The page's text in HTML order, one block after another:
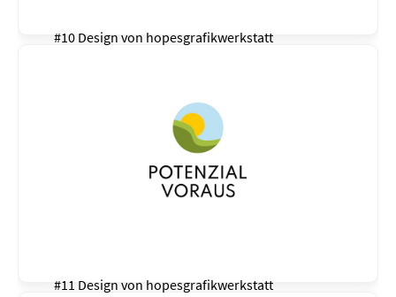
#10 Design von hopesgrafikwerkstatt
#11 Design von hopesgrafikwerkstatt